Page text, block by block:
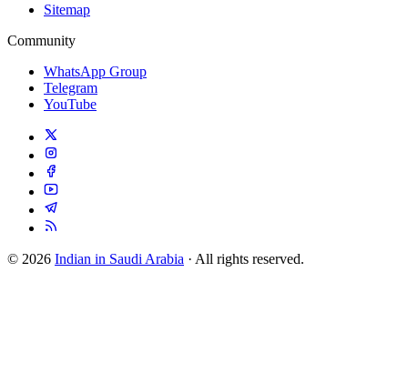
Sitemap
Community
WhatsApp Group
Telegram
YouTube
© 2026 Indian in Saudi Arabia · All rights reserved.